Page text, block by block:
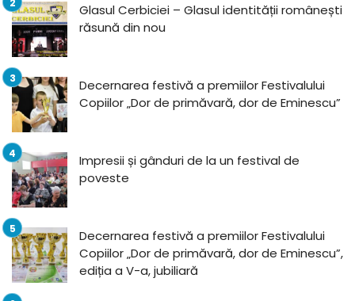
Glasul Cerbiciei – Glasul identității românești
răsună din nou
Decernarea festivă a premiilor Festivalului
Copiilor „Dor de primăvară, dor de Eminescu”
Impresii și gânduri de la un festival de
poveste
Decernarea festivă a premiilor Festivalului
Copiilor „Dor de primăvară, dor de Eminescu”,
ediția a V-a, jubiliară